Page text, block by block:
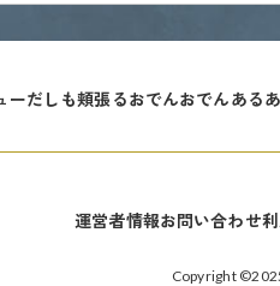
ーだしも頬張るおでんおでんある
運営者情報お問い合わせ
Copyright